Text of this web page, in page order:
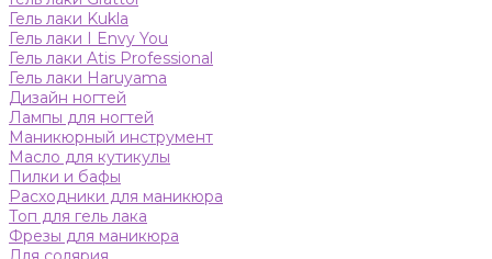
Гель лаки Kukla
Гель лаки I Envy You
Гель лаки Atis Professional
Гель лаки Haruyama
Дизайн ногтей
Лампы для ногтей
Маникюрный инструмент
Масло для кутикулы
Пилки и бафы
Расходники для маникюра
Топ для гель лака
Фрезы для маникюра